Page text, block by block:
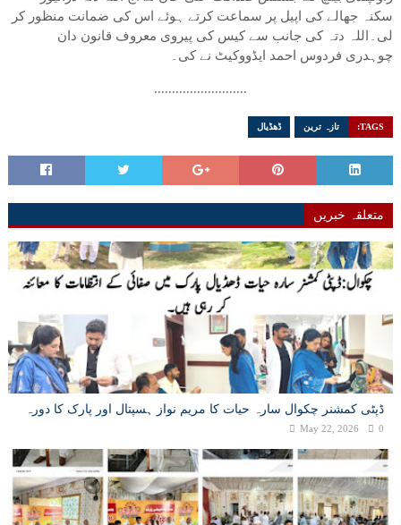
سکنہ جھالے کی اپیل پر سماعت کرتے ہوئے اس کی ضمانت منظور کر
لی۔اللہ دتہ کی جانب سے کیس کی پیروی معروف قانون دان
چوہدری فردوس احمد ایڈووکیٹ نے کی۔
..........................
TAGS: تازہ ترین ڈھڈیال
متعلقہ خبریں
ڈپٹی کمشنر چکوال سارہ حیات کا مریم نواز ہسپتال اور پارک کا دورہ
May 22, 2026 0